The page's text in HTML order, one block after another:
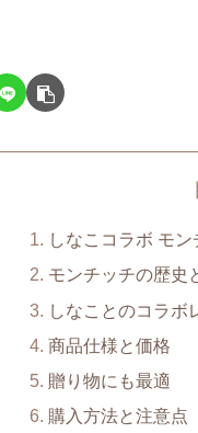
しなこコラボ モ
モンチッチの歴史
しなことのコラボ
商品仕様と価格
贈り物にも最適
購入方法と注意点